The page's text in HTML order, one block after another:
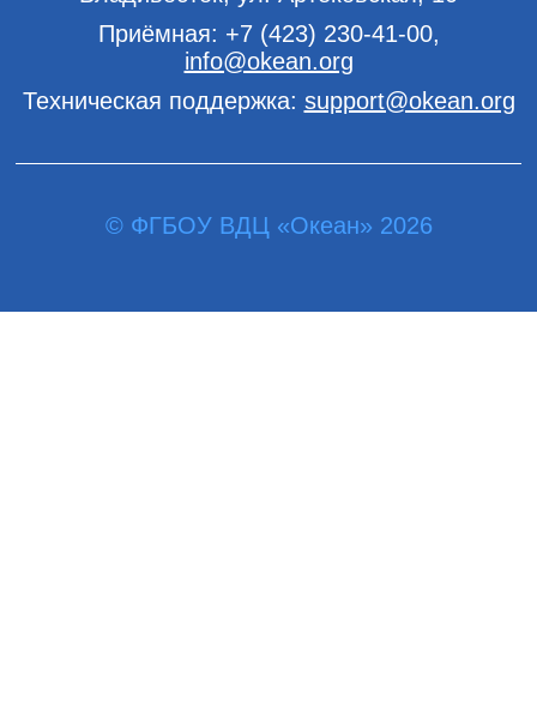
Приёмная: +7 (423) 230-41-00,
info@okean.org
Техническая поддержка: support@okean.org
© ФГБОУ ВДЦ «Океан» 2026